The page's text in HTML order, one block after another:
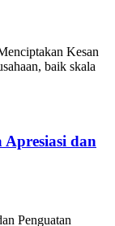
Kesan
baik skala
Apresiasi dan
Penguatan